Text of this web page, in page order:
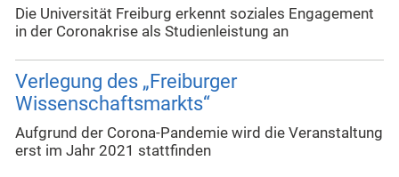
Die Universität Freiburg erkennt soziales Engagement
in der Coronakrise als Studienleistung an
Verlegung des „Freiburger
Wissenschaftsmarkts“
Aufgrund der Corona-Pandemie wird die Veranstaltung
erst im Jahr 2021 stattfinden